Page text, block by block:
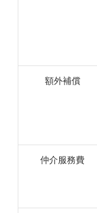
額外補償
仲介服務費